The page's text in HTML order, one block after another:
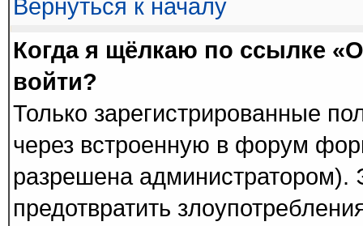
Вернуться к началу
Когда я щёлкаю по ссылке
войти?
Только зарегистрированные
через встроенную в форум
разрешена администратором).
предотвратить